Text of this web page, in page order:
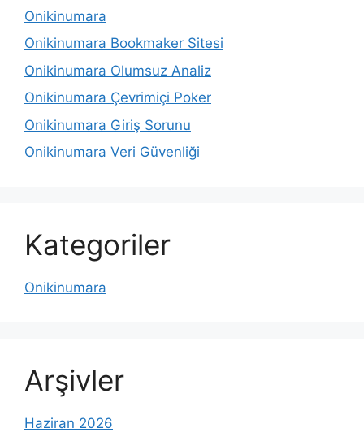
Onikinumara
Onikinumara Bookmaker Sitesi
Onikinumara Olumsuz Analiz
Onikinumara Çevrimiçi Poker
Onikinumara Giriş Sorunu
Onikinumara Veri Güvenliği
Kategoriler
Onikinumara
Arşivler
Haziran 2026